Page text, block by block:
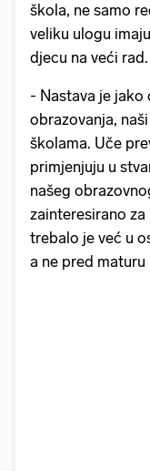
škola, ne samo
veliku ulogu
djecu na veći rad.
- Nastava je jako
obrazovanja,
školama. Uče
primjenjuju u
našeg
zainteresirano za
trebalo je već u
a ne pred